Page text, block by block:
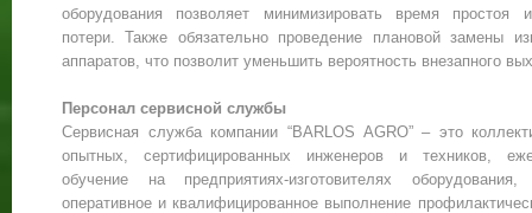
оборудования позволяет минимизировать время простоя
потери. Также обязательно проведение плановой замены
аппаратов, что позволит уменьшить вероятность внезапного
Персонал сервисной службы
Сервисная служба компании “BARLOS AGRO” – это
опытных, сертифицированных инженеров и техников,
обучение на предприятиях-изготовителях
оперативное и квалифицированное выполнение